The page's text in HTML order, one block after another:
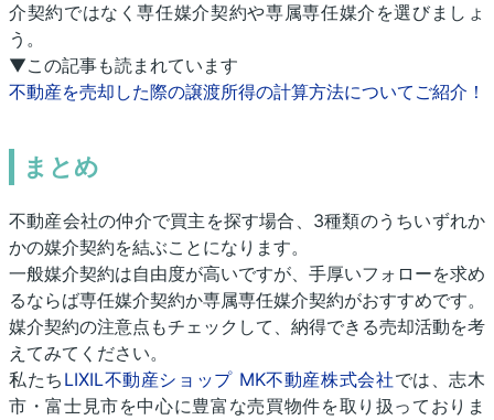
介契約ではなく専任媒介契約や専属専任媒介を選びましょ
う。
▼この記事も読まれています
不動産を売却した際の譲渡所得の計算方法についてご紹介！
まとめ
不動産会社の仲介で買主を探す場合、3種類のうちいずれか
かの媒介契約を結ぶことになります。
一般媒介契約は自由度が高いですが、手厚いフォローを求め
るならば専任媒介契約か専属専任媒介契約がおすすめです。
媒介契約の注意点もチェックして、納得できる売却活動を考
えてみてください。
私たち LIXIL不動産ショップ MK不動産株式会社では、志木
市・富士見市を中心に豊富な売買物件を取り扱っておりま